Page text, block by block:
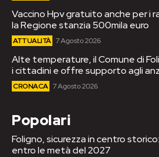
Vaccino Hpv gratuito anche per i
la Regione stanzia 500mila euro
ATTUALITÀ 7 Agosto 2026
Alte temperature, il Comune di
i cittadini e offre supporto agli
CRONACA 7 Agosto 2026
Popolari
Foligno, sicurezza in centro
entro le metà del 2027